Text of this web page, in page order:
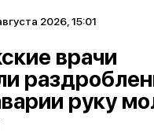
2026, 15:01
врачи
руку